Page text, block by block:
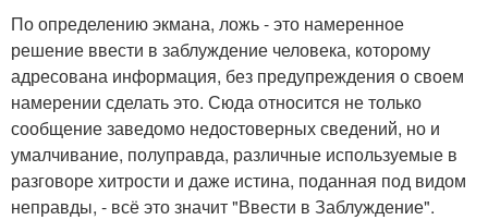
По определению экмана, ложь - это намеренное
решение ввести в заблуждение человека, которому
адресована информация, без предупреждения о своем
намерении сделать это. Сюда относится не только
сообщение заведомо недостоверных сведений, но и
умалчивание, полуправда, различные используемые в
разговоре хитрости и даже истина, поданная под видом
неправды, - всё это значит "Ввести в Заблуждение".